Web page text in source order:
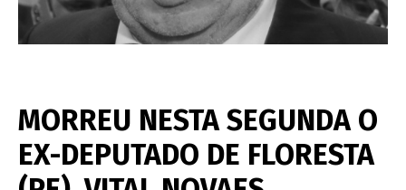
MORREU NESTA SEGUNDA O
EX-DEPUTADO DE FLORESTA